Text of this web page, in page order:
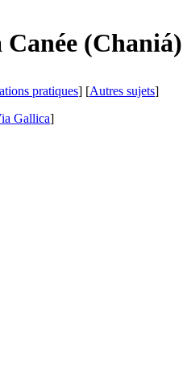
(Chaniá
pratiques] [Autres sujets]
Gallica]